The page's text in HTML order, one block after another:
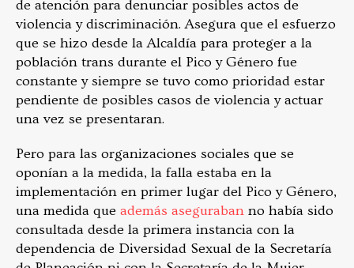
de atención para denunciar posibles actos de
violencia y discriminación. Asegura que el esfuerzo
que se hizo desde la Alcaldía para proteger a la
población trans durante el Pico y Género fue
constante y siempre se tuvo como prioridad estar
pendiente de posibles casos de violencia y actuar
una vez se presentaran.
Pero para las organizaciones sociales que se
oponían a la medida, la falla estaba en la
implementación en primer lugar del Pico y Género,
una medida que además aseguraban no había sido
consultada desde la primera instancia con la
dependencia de Diversidad Sexual de la Secretaría